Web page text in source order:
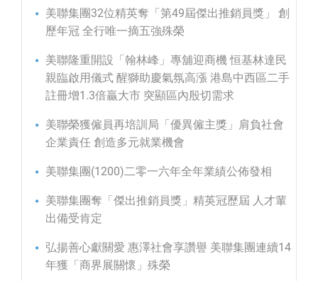
美聯集團32位精英奪「第49屆傑出推銷員獎」 創
歷年冠 全行唯一摘五強殊榮
美聯隆重開設「翰林峰」專舖迎商機 恒基林達民
親臨啟用儀式 醒獅助慶氣氛高漲 港島中西區二手
註冊增1.3倍贏大市 突顯區內殷切需求
美聯榮獲僱員再培訓局「優異僱主獎」肩負社會
企業責任 創造多元就業機會
美聯集團(1200)二零一六年全年業績公佈發相
美聯集團奪「傑出推銷員獎」精英冠歷屆 人才輩
出備受肯定
弘揚善心獻關愛 惠澤社會享讚譽 美聯集團連續14
年獲「商界展關懷」殊榮